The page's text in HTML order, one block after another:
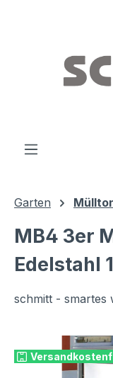
Garten
MB4 3er
Edelstahl
schmitt - smartes